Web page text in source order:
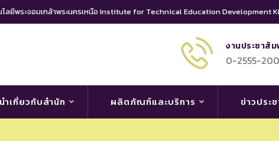
ลยีพระจอมเกล้าพระนครเหนือ Institute for Technical Education Development
งานประชาสั
0-2555-
ำเกี่ยวกับสำนัก ผลิตภัณฑ์และบริการ ข่าวประ